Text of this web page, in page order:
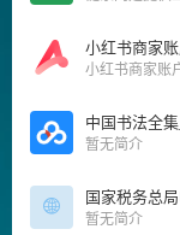
小红书商家
小红书商家账
中国书法全
暂无简介
国家税务总
暂无简介